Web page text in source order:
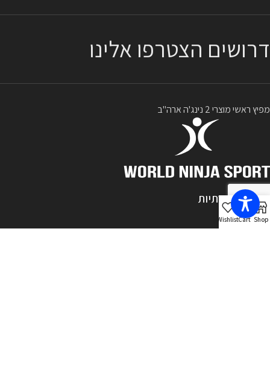
דרושים הצטרפו אלינו
מפיץ ראשי מוצרי 2 נינג'ה ארה"ב
רשתות חברתיות
Shop
Cart
Wishlist